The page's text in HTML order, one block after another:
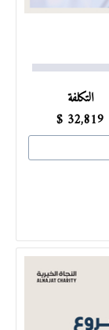
التكلفة
32,819
$